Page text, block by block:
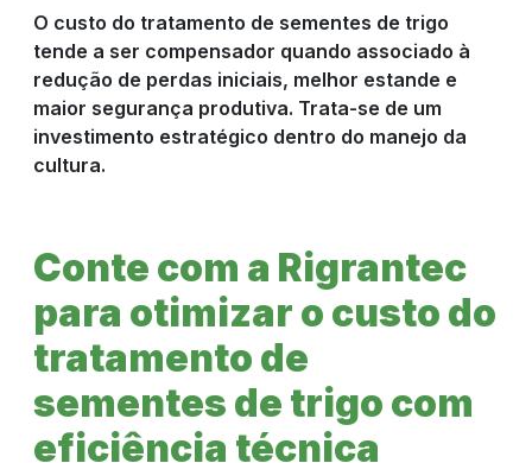
O custo do tratamento de sementes de trigo
tende a ser compensador quando associado à
redução de perdas iniciais, melhor estande e
maior segurança produtiva. Trata-se de um
investimento estratégico dentro do manejo da
cultura.
Conte com a Rigrantec
para otimizar o custo do
tratamento de
sementes de trigo com
eficiência técnica